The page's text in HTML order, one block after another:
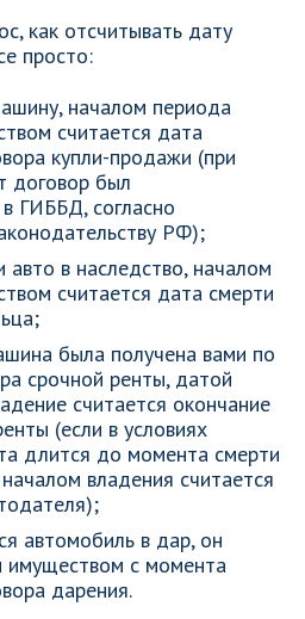
как отсчитывать дату
просто:
началом периода
считается дата
купли-продажи (при
договор был
ГИББД, согласно
РФ);
авто в наследство, началом
считается дата смерти
была получена вами по
срочной ренты, датой
считается окончание
(если в условиях
длится до момента смерти
владения считается
автомобиль в дар, он
имуществом с момента
дарения.